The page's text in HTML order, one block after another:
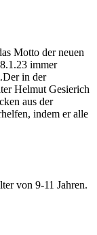
Motto der neuen
immer
in der
Helmut Gesierich
aus der
indem er alle
von 9-11 Jahren.